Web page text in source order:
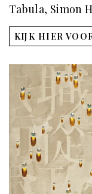
Tabula, Simon
KIJK HIER